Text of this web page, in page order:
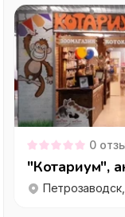
0
"Котариум",